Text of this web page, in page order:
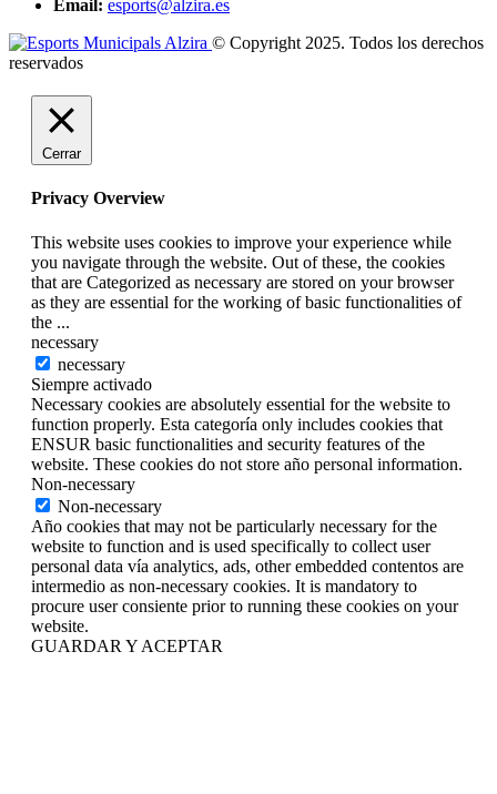
Email: esports@alzira.es
© Copyright 2025. Todos los derechos
reservados
Cerrar
Privacy Overview
This website uses cookies to improve your experience while
you navigate through the website. Out of these, the cookies
that are Categorized as necessary are stored on your browser
as they are essential for the working of basic functionalities of
the ...
necessary
necessary
Siempre activado
Necessary cookies are absolutely essential for the website to
function properly. Esta categoría only includes cookies that
ENSUR basic functionalities and security features of the
website. These cookies do not store año personal information.
Non-necessary
Non-necessary
Año cookies that may not be particularly necessary for the
website to function and is used specifically to collect user
personal data vía analytics, ads, other embedded contentos are
intermedio as non-necessary cookies. It is mandatory to
procure user consiente prior to running these cookies on your
website.
GUARDAR Y ACEPTAR